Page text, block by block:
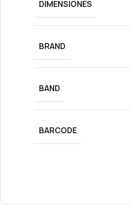
DIMENSIONES
BRAND
BAND
BARCODE